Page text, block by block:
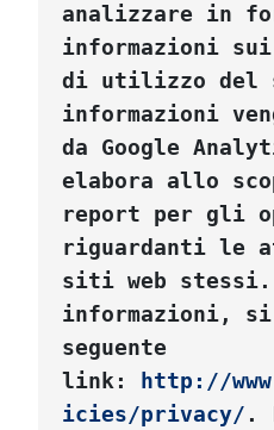
analizzare in
informazioni sui
di utilizzo del
informazioni
da Google
elabora allo
report per gli
riguardanti le
siti web
informazioni, si
seguente
link:
http://
icies/privacy/ .